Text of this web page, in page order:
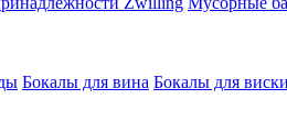
Бокалы для вина Бокалы для